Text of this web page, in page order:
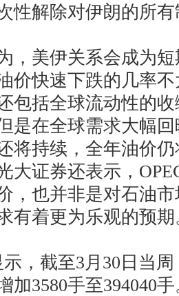
性解除对伊朗的所
美伊关系会成为短
价快速下跌的几率
包括全球流动性的
是在全球需求大幅
将持续，全年油价仍
大证券还表示，
，也并非是对石油
有着更为乐观的预期
截至3月30日当周
加3580手至394040